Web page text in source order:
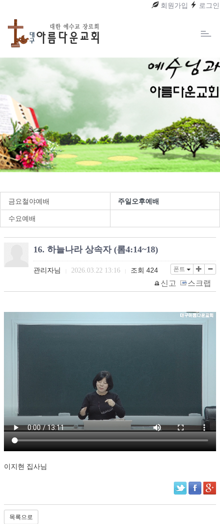
회원가입 로그인
금요철야예배 주일오후예배
수요예배
16. 하늘나라 상속자 (롬4:14~18)
관리자님 2026.03.22 13:16 조회 424 폰트
신고 스크랩
이지현 집사님
목록으로